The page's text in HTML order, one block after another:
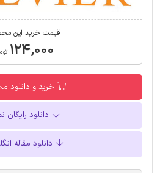
قیمت خرید این
۱۲۴,۰۰۰
خرید و دانلود
دانلود رایگان
دانلود مقاله